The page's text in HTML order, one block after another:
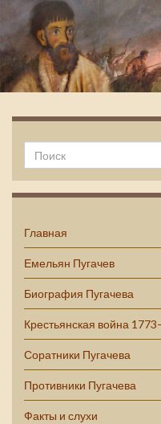
Емельян Пугачев
Главная
Емельян Пугачев
Биография Пугачева
Крестьянская война
Соратники Пугачева
Противники Пугачева
Факты и слухи